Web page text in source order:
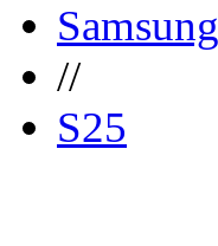
Samsung
//
S25